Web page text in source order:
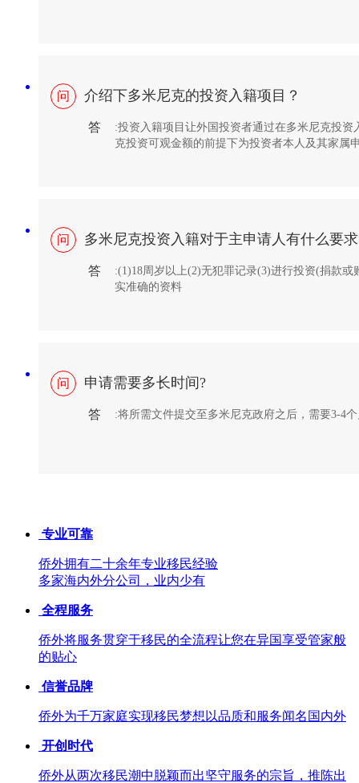
问 介绍下多米尼克的投资入籍项目？
答
:投资入籍项目让外国投资者通过在多米尼克投
克投资可观金额的前提下为投资者本人及其家属
问 多米尼克投资入籍对于主申请人有什么要
答
:(1)18周岁以上(2)无犯罪记录(3)进行投资(捐款
实准确的资料
问 申请需要多长时间?
答 :将所需文件提交至多米尼克政府之后，需要3-4
专业可靠
侨外拥有二十余年专业移民经验
多家海内外分公司，业内少有
全程服务
侨外将服务贯穿于移民的全流程让您在异国享受管家般
的贴心
信誉品牌
侨外为千万家庭实现移民梦想以品质和服务闻名国内外
开创时代
侨外从两次移民潮中脱颖而出坚守服务的宗旨，推陈出